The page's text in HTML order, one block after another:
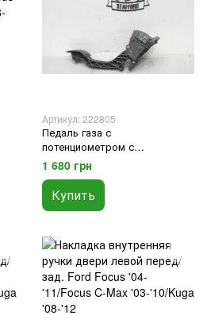
Артикул: 222805
Педаль газа с
потенциометром с
фиксированными пед. МКПП
1.6 1.8 2.0 Ford Focus C-Max
'03-'10/ 2.0 Kuga '08-'12
1 680 грн
Купить